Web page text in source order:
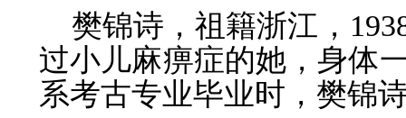
樊锦诗，祖籍浙江，
过小儿麻痹症的她，身体
系考古专业毕业时，樊锦